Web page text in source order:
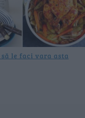
le faci vara asta